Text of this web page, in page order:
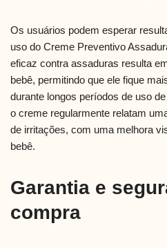
Os usuários podem esperar
uso do Creme Preventivo
eficaz contra assaduras resulta
bebê, permitindo que ele fique
durante longos períodos de uso
o creme regularmente relatam
de irritações, com uma melhora
bebê.
Garantia e
compra